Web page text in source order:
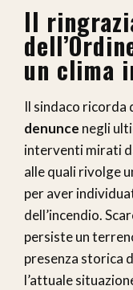
Il
un clima
Il sindaco ricorda
denunce negli
interventi mirati
alle quali rivolge
per aver
dell’incendio.
persiste un
presenza storica
l’attuale